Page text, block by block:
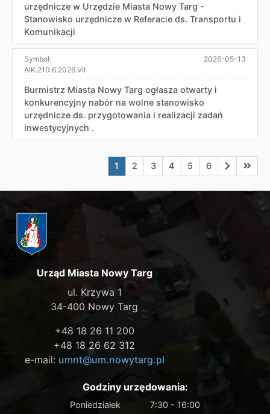
urzędnicze w Urzędzie Miasta Nowy Targ -
Stanowisko urzędnicze w Referacie ds. Transportu i
Komunikacji
Symbol:
AIK.210.6.2026.VII
2026-05-13
Burmistrz Miasta Nowy Targ ogłasza otwarty i
konkurencyjny nabór na wolne stanowisko
urzędnicze ds. przygotowania i realizacji zadań
inwestycyjnych .
Aktualna strona nr 1
1 Przejdź do strony nr 2
2 Przejdź do strony nr 3
3 Przejdź do strony nr 4
4 Przejdź do strony
5 Przejdź do
6 Przejdź
Urząd Miasta Nowy Targ
ul. Krzywa 1
34-400 Nowy Targ
+48 18 26 11 200
+48 18 26 62 312
e-mail: umnt@um.nowytarg.pl
Godziny urzędowania:
Poniedziałek
7:30 - 16:00